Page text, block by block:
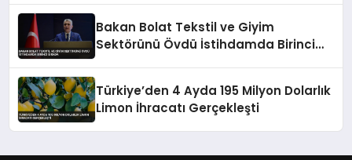
Bakan Bolat Tekstil ve Giyim
Sektörünü Övdü İstihdamda Birinci
Türkiye’den 4 Ayda 195 Milyon Dolarlık
Limon İhracatı Gerçekleşti